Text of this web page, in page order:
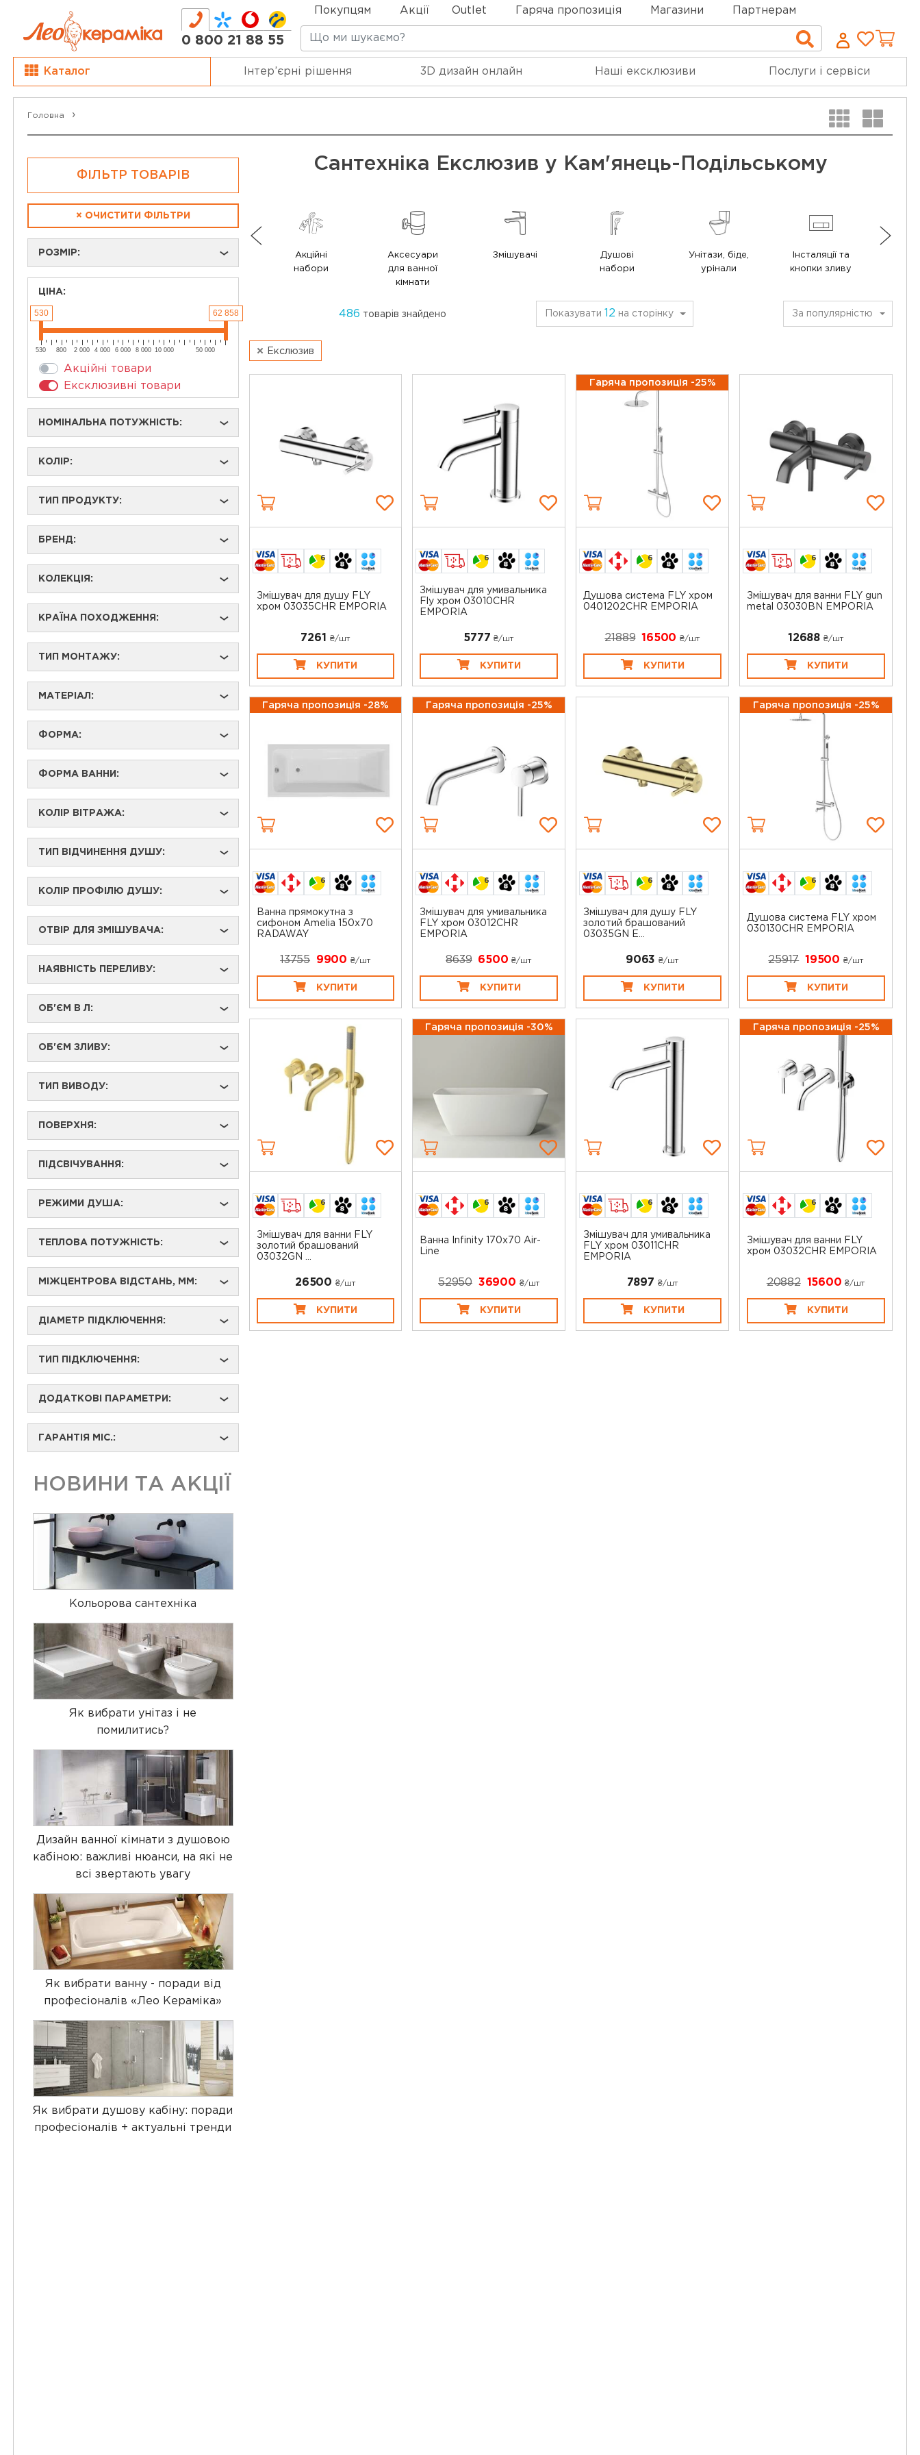
Покупцям Акції Outlet Гаряча пропозиція Магазини Партнерам
0 800 21 88 55 Пошук
Каталог Інтер’єрні рішення 3D дизайн онлайн Наші ексклюзиви Послуги і сервіси
Головна
ФІЛЬТР ТОВАРІВ
× ОЧИСТИТИ ФІЛЬТРИ
РОЗМІР: ›
ЦІНА:
530 62 858
530 800 2 000 4 000 6 000 8 000 10 000 50 000
Акційні товари
Ексклюзивні товари
НОМІНАЛЬНА ПОТУЖНІСТЬ: ›
КОЛІР: ›
ТИП ПРОДУКТУ: ›
БРЕНД: ›
КОЛЕКЦІЯ: ›
КРАЇНА ПОХОДЖЕННЯ: ›
ТИП МОНТАЖУ: ›
МАТЕРІАЛ: ›
ФОРМА: ›
ФОРМА ВАННИ: ›
КОЛІР ВІТРАЖА: ›
ТИП ВІДЧИНЕННЯ ДУШУ: ›
КОЛІР ПРОФІЛЮ ДУШУ: ›
ОТВІР ДЛЯ ЗМІШУВАЧА: ›
НАЯВНІСТЬ ПЕРЕЛИВУ: ›
ОБ'ЄМ В Л: ›
ОБ'ЄМ ЗЛИВУ: ›
ТИП ВИВОДУ: ›
ПОВЕРХНЯ: ›
ПІДСВІЧУВАННЯ: ›
РЕЖИМИ ДУША: ›
ТЕПЛОВА ПОТУЖНІСТЬ: ›
МІЖЦЕНТРОВА ВІДСТАНЬ, ММ: ›
ДІАМЕТР ПІДКЛЮЧЕННЯ: ›
ТИП ПІДКЛЮЧЕННЯ: ›
ДОДАТКОВІ ПАРАМЕТРИ: ›
ГАРАНТІЯ МІС.: ›
НОВИНИ ТА АКЦІЇ
Кольорова сантехніка
Як вибрати унітаз і не
помилитись?
Дизайн ванної кімнати з душовою
кабіною: важливі нюанси, на які не
всі звертають увагу
Як вибрати ванну - поради від
професіоналів «Лео Кераміка»
Як вибрати душову кабіну: поради
професіоналів + актуальні тренди
Сантехніка Екслюзив у Кам'янець-Подільському
Акційні
набори
Аксесуари
для ванної
кімнати
Змішувачі
Душові
набори
Унітази, біде,
урінали
Інсталяції та
кнопки зливу
486 товарів знайдено Показувати 12 на сторінку За популярністю
Екслюзив
6
Змішувач для душу FLY
хром 03035CHR EMPORIA
7261 ₴/шт
КУПИТИ
6
Змішувач для умивальника
Fly хром 03010CHR
EMPORIA
5777 ₴/шт
КУПИТИ
Гаряча пропозиція -25%
6
Душова система FLY хром
0401202CHR EMPORIA
21889 16500 ₴/шт
КУПИТИ
6
Змішувач для ванни FLY gun
metal 03030BN EMPORIA
12688 ₴/шт
КУПИТИ
Гаряча пропозиція -28%
6
Ванна прямокутна з
сифоном Amelia 150x70
RADAWAY
13755 9900 ₴/шт
КУПИТИ
Гаряча пропозиція -25%
6
Змішувач для умивальника
FLY хром 03012CHR
EMPORIA
8639 6500₴/шт
КУПИТИ
6
Змішувач для душу FLY
золотий брашований
03035GN E...
9063 ₴/шт
КУПИТИ
Гаряча пропозиція -25%
6
Душова система FLY хром
030130CHR EMPORIA
25917 19500 ₴/шт
КУПИТИ
6
Змішувач для ванни FLY
золотий брашований
03032GN ...
26500 ₴/шт
КУПИТИ
Гаряча пропозиція -30%
6
Ванна Infinity 170x70 Air-
Line
52950 36900 ₴/шт
КУПИТИ
6
Змішувач для умивальника
FLY хром 03011CHR
EMPORIA
7897 ₴/шт
КУПИТИ
Гаряча пропозиція -25%
6
Змішувач для ванни FLY
хром 03032CHR EMPORIA
20882 15600₴/шт
КУПИТИ